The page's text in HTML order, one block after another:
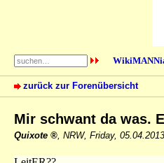
zurück zur Forenübersicht
Mir schwant da was.
Quixote NRW, Friday,